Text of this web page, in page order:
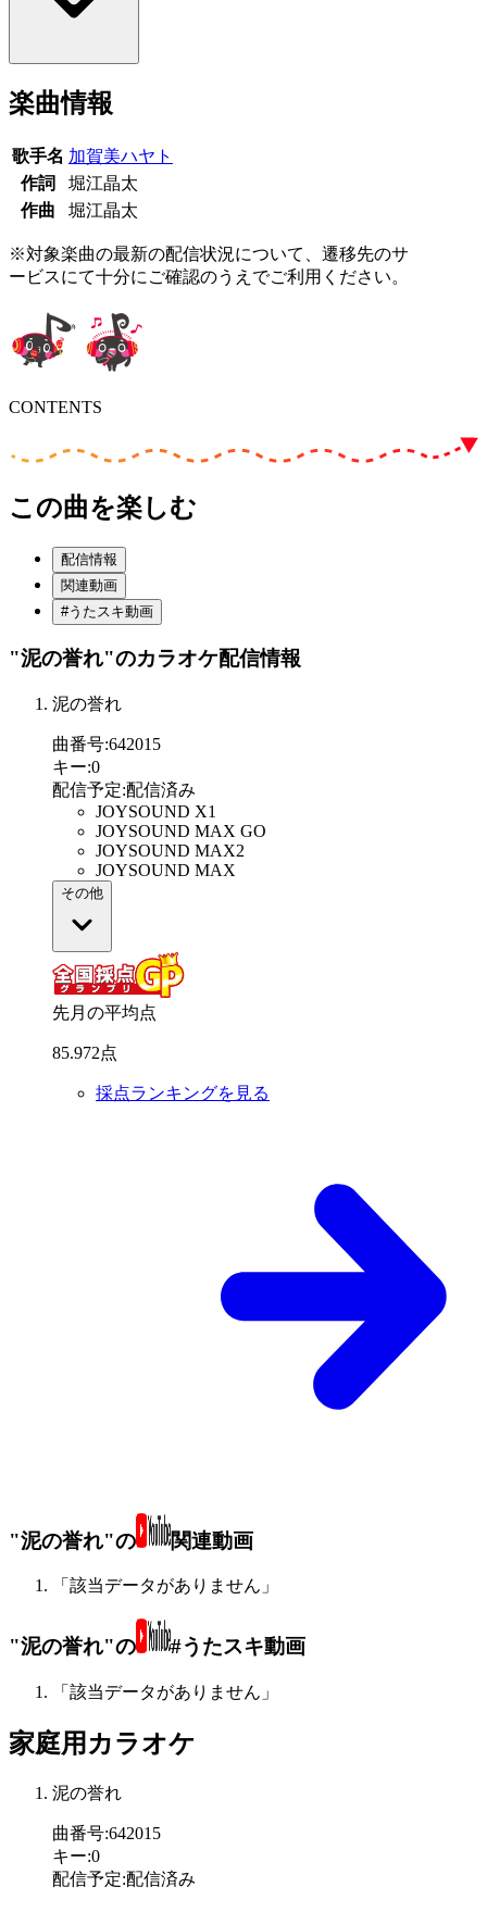
楽曲情報
歌手名 加賀美ハヤト
作詞
堀江晶太
作曲
堀江晶太
※対象楽曲の最新の配信状況について、遷移先のサ
ービスにて十分にご確認のうえでご利用ください。
CONTENTS
この曲を楽しむ
配信情報
関連動画
#うたスキ動画
"泥の誉れ"のカラオケ配信情報
泥の誉れ
曲番号:642015
キー:0
配信予定:配信済み
JOYSOUND X1
JOYSOUND MAX GO
JOYSOUND MAX2
JOYSOUND MAX
その他
先月の平均点
85.972点
採点ランキングを見る
"泥の誉れ"の 関連動画
「該当データがありません」
"泥の誉れ"の #うたスキ動画
「該当データがありません」
家庭用カラオケ
泥の誉れ
曲番号:642015
キー:0
配信予定:配信済み